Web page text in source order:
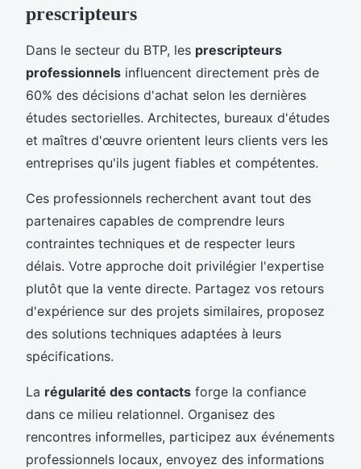
prescripteurs
Dans le secteur du BTP, les prescripteurs
professionnels influencent directement près de
60% des décisions d'achat selon les dernières
études sectorielles. Architectes, bureaux d'études
et maîtres d'œuvre orientent leurs clients vers les
entreprises qu'ils jugent fiables et compétentes.
Ces professionnels recherchent avant tout des
partenaires capables de comprendre leurs
contraintes techniques et de respecter leurs
délais. Votre approche doit privilégier l'expertise
plutôt que la vente directe. Partagez vos retours
d'expérience sur des projets similaires, proposez
des solutions techniques adaptées à leurs
spécifications.
La régularité des contacts forge la confiance
dans ce milieu relationnel. Organisez des
rencontres informelles, participez aux événements
professionnels locaux, envoyez des informations